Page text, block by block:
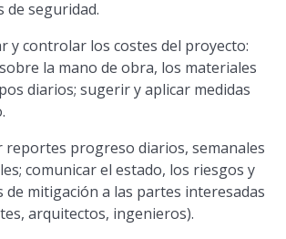
de seguridad.
y controlar los costes del proyecto:
la mano de obra, los materiales
diarios; sugerir y aplicar medidas
reportes progreso diarios, semanales
comunicar el estado, los riesgos y
de mitigación a las partes interesadas
arquitectos, ingenieros).